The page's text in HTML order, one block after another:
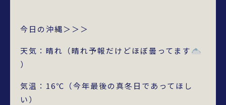
今日の沖縄＞＞＞
天気：晴れ（晴れ予報だけどほぼ曇ってます
）
気温：16℃（今年最後の真冬日であってほし
い）